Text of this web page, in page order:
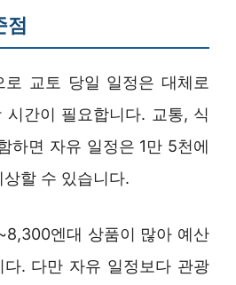
점
로 교토 당일 일정은 대체로
간이 필요합니다. 교통, 식
하면 자유 일정은 1만 5천에
할 수 있습니다.
엔대 상품이 많아 예산
. 다만 자유 일정보다 관광